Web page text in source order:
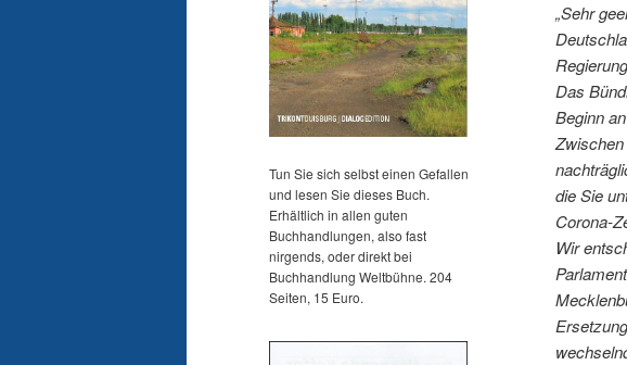
„Sehr
Das
Beginn
die Sie
Corona-
Wir
Tun Sie sich selbst einen Gefallen
und lesen Sie dieses Buch.
Erhältlich in allen guten
Buchhandlungen, also fast
nirgends, oder direkt bei
Buchhandlung Weltbühne. 204
Seiten, 15 Euro.